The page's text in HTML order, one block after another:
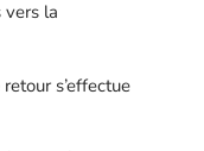
la
s’effectue